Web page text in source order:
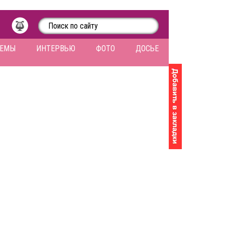
ИНТЕРВЬЮ ФОТО ДОСЬЕ